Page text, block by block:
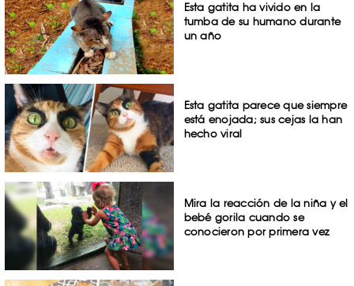
Esta gatita ha vivido en la
tumba de su humano durante
un año
Esta gatita parece que siempre
está enojada; sus cejas la han
hecho viral
Mira la reacción de la niña y el
bebé gorila cuando se
conocieron por primera vez